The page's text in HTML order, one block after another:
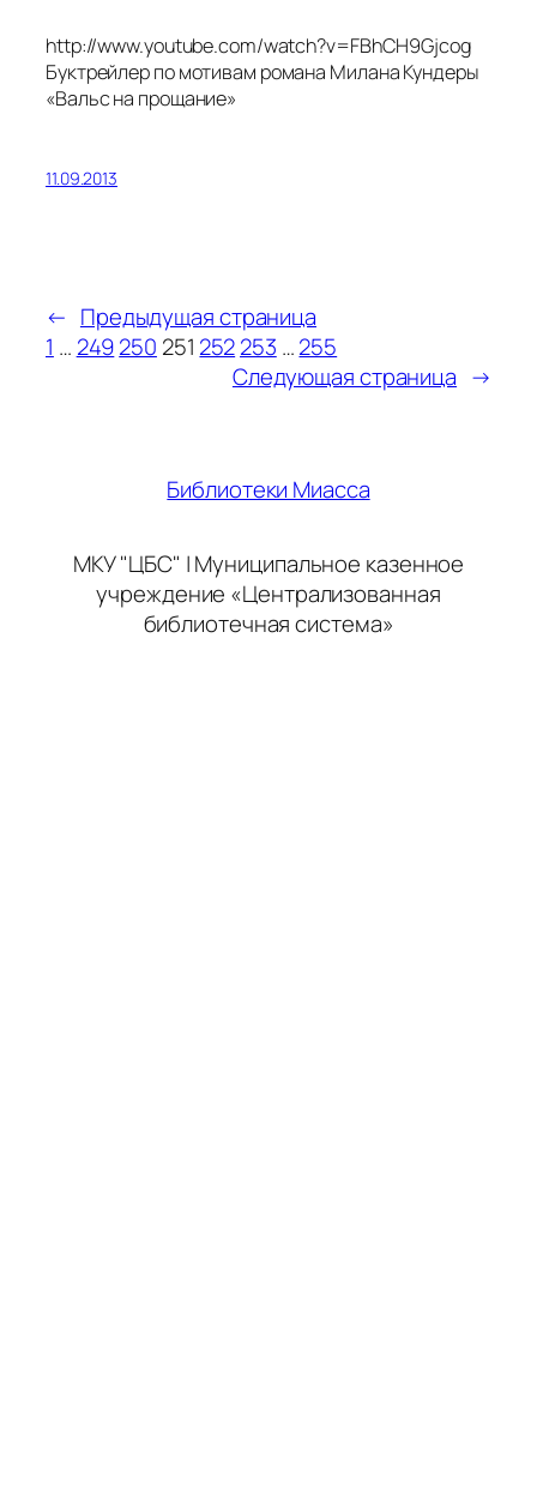
http://www.youtube.com/watch?v=FBhCH9Gjcog
Буктрейлер по мотивам романа Милана Кундеры
«Вальс на прощание»
11.09.2013
← Предыдущая страница
1 … 249250 251 252253 …255
Следующая страница →
Библиотеки Миасса
МКУ "ЦБС" | Муниципальное казенное
учреждение «Централизованная
библиотечная система»